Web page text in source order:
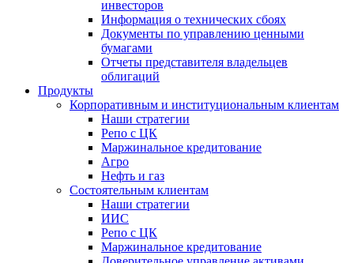
инвесторов
Информация о технических сбоях
Документы по управлению ценными
бумагами
Отчеты представителя владельцев
облигаций
Продукты
Корпоративным и институциональным клиентам
Наши стратегии
Репо с ЦК
Маржинальное кредитование
Агро
Нефть и газ
Состоятельным клиентам
Наши стратегии
ИИС
Репо с ЦК
Маржинальное кредитование